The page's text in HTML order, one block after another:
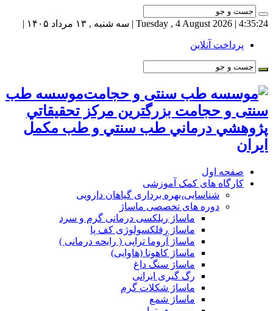
4:35:24 | Tuesday , 4 August 2026 | سه شنبه , ۱۳ مرداد ۱۴۰۵ |
پرداخت آنلاین
موسسه طب
سنتی و حجامت بزرگترين مركز تحقيقاتي
پژوهشي درماني طب سنتي و طب مكمل
ايران
صفحه اول
کارگاه های کمک آموزشی
شناسایی،بهره برداری گیاهان دارویی
دوره های تخصصی ماساژ
ماساژ ریلکسی درمانی گرم و سرد
ماساژ رفلکسولوژی کف پا
ماساژ آروما تراپی ( رایحه درمانی )
ماساژ کاهونا (هاوایی)
ماساژ سنگ داغ
رگ گیری ایرانی
ماساژ شکلات گرم
ماساژ شمع